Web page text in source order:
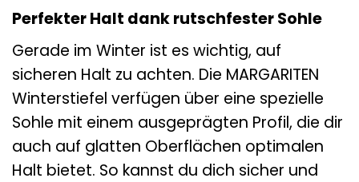
Perfekter Halt dank rutschfester Sohle
Gerade im Winter ist es wichtig, auf
sicheren Halt zu achten. Die MARGARITEN
Winterstiefel verfügen über eine spezielle
Sohle mit einem ausgeprägten Profil, die dir
auch auf glatten Oberflächen optimalen
Halt bietet. So kannst du dich sicher und